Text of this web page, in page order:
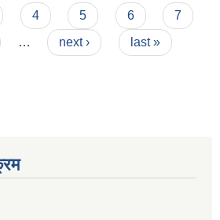
4 5 6
7
… next › last »